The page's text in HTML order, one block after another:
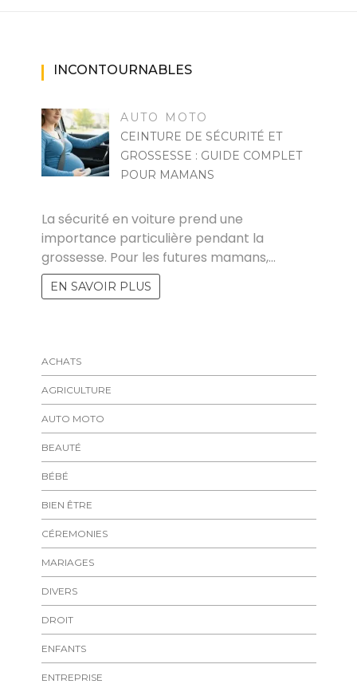
INCONTOURNABLES
AUTO MOTO
CEINTURE DE SÉCURITÉ ET
GROSSESSE : GUIDE COMPLET
POUR MAMANS
La sécurité en voiture prend une
importance particulière pendant la
grossesse. Pour les futures mamans,…
EN SAVOIR PLUS
ACHATS
AGRICULTURE
AUTO MOTO
BEAUTÉ
BÉBÉ
BIEN ÊTRE
CÉREMONIES
MARIAGES
DIVERS
DROIT
ENFANTS
ENTREPRISE